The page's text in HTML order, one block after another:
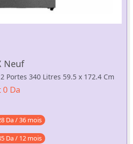
Neuf
Portes 340 Litres 59.5 x 172.4 Cm
0 Da
Da / 36 mois
Da / 12 mois